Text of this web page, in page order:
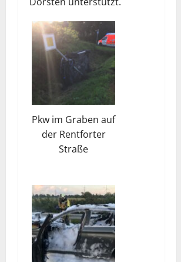
Pkw im Graben auf
der Rentforter
Straße